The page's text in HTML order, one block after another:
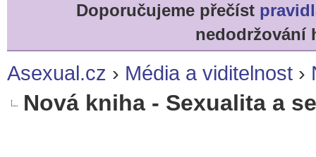
Doporučujeme přečíst
nedodržování
Asexual.cz › Média a viditelnost ›
Nová kniha - Sexualita a